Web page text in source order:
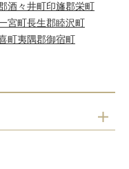
酒々井町印旛郡栄町
宮町長生郡睦沢町
町夷隅郡御宿町